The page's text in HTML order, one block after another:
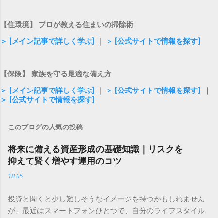
【住環境】 プロが教える住まいの掃除術
＞ [メイン記事で詳しく学ぶ]
＞ [公式サイトで情報を探す]
【保険】 家族を守る最適な備え方
＞ [メイン記事で詳しく学ぶ]
＞ [公式サイトで情報を探す]
＞ [公式サイトで情報を探す]
このブログの人気の投稿
将来に備える資産形成の基礎知識｜リスクを
抑えて賢く増やす運用のコツ
18:05
投資と聞くと少し難しそうなイメージを持つかもしれません
が、最近はスマートフォンひとつで、自分のライフスタイル